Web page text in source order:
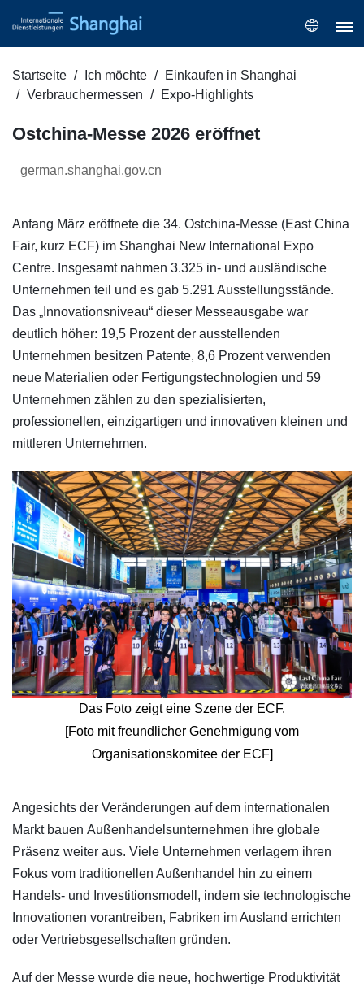
Startseite Ich möchte
Einkaufen in Shanghai
Verbrauchermessen
Expo-Highlights
Ostchina-Messe 2026 eröffnet
german.shanghai.gov.cn
Anfang März eröffnete die 34. Ostchina-Messe (East China
Fair, kurz ECF) im Shanghai New International Expo
Centre. Insgesamt nahmen 3.325 in- und ausländische
Unternehmen teil und es gab 5.291 Ausstellungsstände.
Das „Innovationsniveau“ dieser Messeausgabe war
deutlich höher: 19,5 Prozent der ausstellenden
Unternehmen besitzen Patente, 8,6 Prozent verwenden
neue Materialien oder Fertigungstechnologien und 59
Unternehmen zählen zu den spezialisierten,
professionellen, einzigartigen und innovativen kleinen und
mittleren Unternehmen.
Das Foto zeigt eine Szene der ECF.
[Foto mit freundlicher Genehmigung vom
Organisationskomitee der ECF]
​Angesichts der Veränderungen auf dem internationalen
Markt bauen Außenhandelsunternehmen ihre globale
Präsenz weiter aus. Viele Unternehmen verlagern ihren
Fokus vom traditionellen Außenhandel hin zu einem
Handels- und Investitionsmodell, indem sie technologische
Innovationen vorantreiben, Fabriken im Ausland errichten
oder Vertriebsgesellschaften gründen.
Auf der Messe wurde die neue, hochwertige Produktivität